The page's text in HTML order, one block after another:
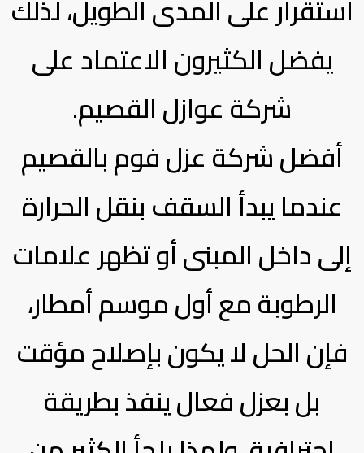
استقرار على المدى الطويل، لذلك
يفضل الكثيرون الاعتماد على
شركة عوازل القصيم.
أفضل شركة عزل فوم بالقصيم
عندما يبدأ السقف بنقل الحرارة
إلى داخل المبنى أو تظهر علامات
الرطوبة مع أول موسم أمطار،
فإن الحل لا يكون بإصلاح مؤقت
بل بعزل فعال ينفذ بطريقة